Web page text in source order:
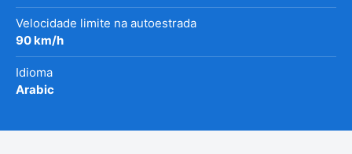
Velocidade limite na autoestrada
90 km/h
Idioma
Arabic